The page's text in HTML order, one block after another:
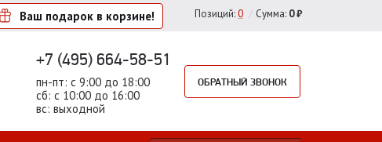
Ваш подарок в корзине! Позиций:0 / Сумма: 0 ₽
+7 (495) 664-58-51
пн-пт: с 9:00 до 18:00
сб: с 10:00 до 16:00
вс: выходной
ОБРАТНЫЙ ЗВОНОК